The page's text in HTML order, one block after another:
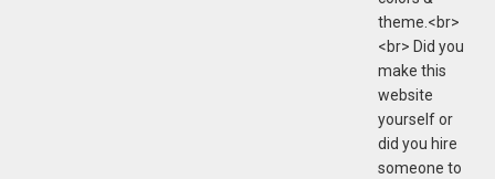
theme.<br>
<br> Did you
make this
website
yourself or
did you hire
someone to